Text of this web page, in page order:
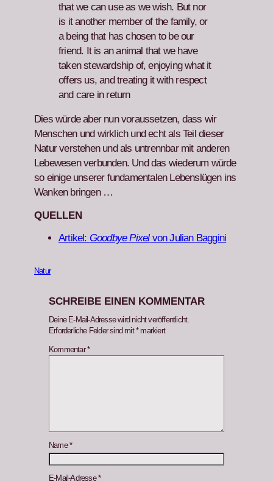
that we can use as we wish. But nor
is it anoth­er mem­ber of the fam­i­ly, or
a being that has cho­sen to be our
friend. It is an ani­mal that we have
tak­en stew­ard­ship of, enjoy­ing what it
offers us, and treat­ing it with respect
and care in return
Dies würde aber nun voraus­set­zen, dass wir
Men­schen und wirk­lich und echt als Teil dieser
Natur ver­ste­hen und als untrennbar mit anderen
Lebe­we­sen ver­bun­den. Und das wiederum würde
so einige unser­er fun­da­men­tal­en Lebenslü­gen ins
Wanken brin­gen …
QUELLEN
Artikel: Good­bye Pix­elvon Julian Bag­gi­ni
Natur
SCHREIBE EINEN KOMMENTAR
Deine E-Mail-Adresse wird nicht veröffentlicht.
Erforderliche Felder sind mit*markiert
Kommentar*
Name*
E-Mail-Adresse*